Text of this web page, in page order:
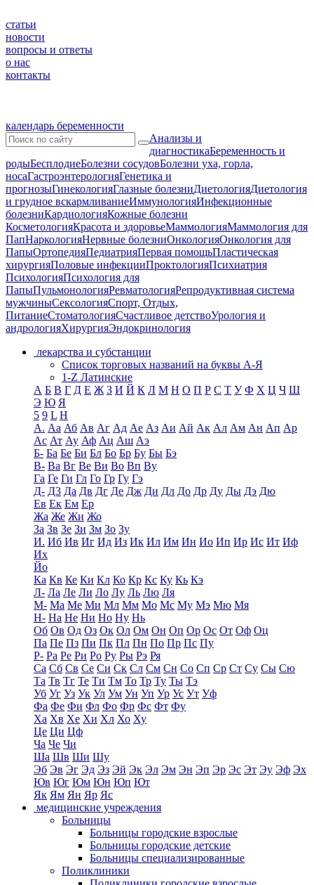
статьи
новости
вопросы и ответы
о нас
контакты
календарь беременности
Анализы и
диагностикаБеременность и
родыБесплодиеБолезни сосудовБолезни уха, горла,
носаГастроэнтерологияГенетика и
прогнозыГинекологияГлазные болезниДиетологияДиетология
и грудное вскармливаниеИммунологияИнфекционные
болезниКардиологияКожные болезни
КосметологияКрасота и здоровьеМаммологияМаммология для
ПапНаркологияНервные болезниОнкологияОнкология для
ПапыОртопедияПедиатрияПервая помощьПластическая
хирургияПоловые инфекцииПроктологияПсихиатрия
ПсихологияПсихология для
ПапыПульмонологияРевматологияРепродуктивная система
мужчиныСексологияСпорт, Отдых,
ПитаниеСтоматологияСчастливое детствоУрология и
андрологияХирургияЭндокринология
лекарства и субстанции
Список торговых названий на буквы А-Я
1-Z Латинские
А Б В Г Д Е Ж З И Й К Л М Н О П Р С Т У Ф Х Ц Ч Ш
Э Ю Я
5 9 L H
А. Аа Аб Ав Аг Ад Ае Аз Аи Ай Ак Ал Ам Ан Ап Ар
Ас Ат Ау Аф Ац Аш Аэ
Б- Ба Бе Би Бл Бо Бр Бу Бы Бэ
В- Ва Вг Ве Ви Во Вп Ву
Га Ге Ги Гл Го Гр Гу Гэ
Д- Д3 Да Дв Дг Де Дж Ди Дл До Др Ду Ды Дэ Дю
Ев Ек Ем Ер
Жа Же Жи Жо
За Зв Зе Зи Зм Зо Зу
И. Иб Ив Иг Ид Из Ик Ил Им Ин Ио Ип Ир Ис Ит Иф
Их
Йо
Ка Кв Ке Ки Кл Ко Кр Кс Ку Кь Кэ
Л- Ла Ле Ли Ло Лу Ль Лю Ля
М- Ма Ме Ми Мл Мм Мо Мс Му Мэ Мю Мя
Н- На Не Ни Но Ну Нь
Об Ов Од Оз Ок Ол Ом Он Оп Ор Ос От Оф Оц
Па Пе Пз Пи Пк Пл Пн По Пр Пс Пу
Р- Ра Ре Ри Ро Ру Ры Рэ Ря
Са Сб Св Се Си Ск Сл См Сн Со Сп Ср Ст Су Сы Сю
Та Тв Тг Те Ти Тм То Тр Ту Ты Тэ
Уб Уг Уз Ук Ул Ум Ун Уп Ур Ус Ут Уф
Фа Фе Фи Фл Фо Фр Фс Фт Фу
Ха Хв Хе Хи Хл Хо Ху
Це Ци Цф
Ча Че Чи
Ша Шв Ши Шу
Эб Эв Эг Эд Эз Эй Эк Эл Эм Эн Эп Эр Эс Эт Эу Эф Эх
Юв Юг Юм Юн Юп Ют
Як Ям Ян Яр Яс
медицинские учреждения
Больницы
Больницы городские взрослые
Больницы городские детские
Больницы специализированные
Поликлиники